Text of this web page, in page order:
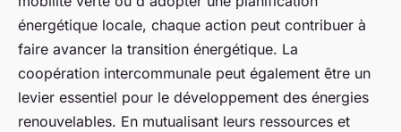
énergétique locale, chaque action peut contribuer à
faire avancer la transition énergétique. La
coopération intercommunale peut également être un
levier essentiel pour le développement des énergies
renouvelables. En mutualisant leurs ressources et